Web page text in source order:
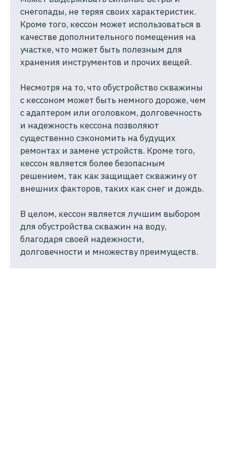
снегопады, не теряя своих характеристик.
Кроме того, кессон может использоваться в
качестве дополнительного помещения на
участке, что может быть полезным для
хранения инструментов и прочих вещей.
Несмотря на то, что обустройство скважины
с кессоном может быть немного дороже, чем
с адаптером или оголовком, долговечность
и надежность кессона позволяют
существенно сэкономить на будущих
ремонтах и замене устройств. Кроме того,
кессон является более безопасным
решением, так как защищает скважину от
внешних факторов, таких как снег и дождь.
В целом, кессон является лучшим выбором
для обустройства скважин на воду,
благодаря своей надежности,
долговечности и множеству преимуществ.